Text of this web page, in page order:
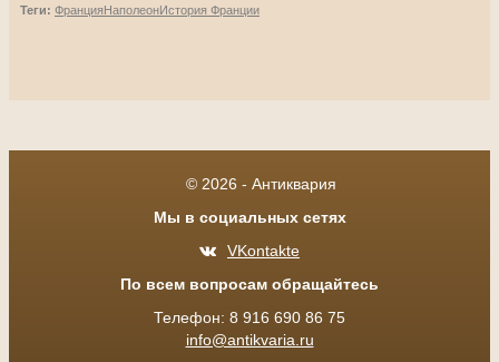
Теги: ФранцияНаполеонИстория Франции
© 2026 - Антиквария
Мы в социальных сетях
VKontakte
По всем вопросам обращайтесь
Телефон: 8 916 690 86 75
info@antikvaria.ru